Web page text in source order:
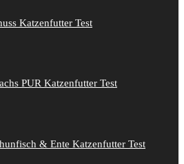
Katzenfutter Test
PUR Katzenfutter Test
& Ente Katzenfutter Test